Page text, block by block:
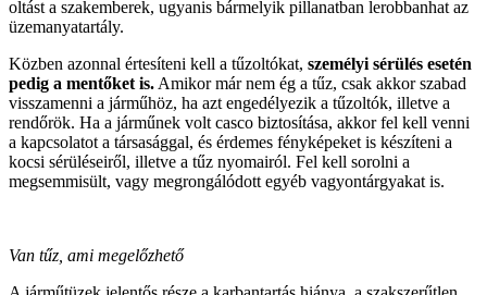
oltást a szakemberek, ugyanis bármelyik pillanatban lerobbanhat az
üzemanyatartály.
Közben azonnal értesíteni kell a tűzoltókat, személyi sérülés esetén
pedig a mentőket is. Amikor már nem ég a tűz, csak akkor szabad
visszamenni a járműhöz, ha azt engedélyezik a tűzoltók, illetve a
rendőrök. Ha a járműnek volt casco biztosítása, akkor fel kell venni
a kapcsolatot a társasággal, és érdemes fényképeket is készíteni a
kocsi sérüléseiről, illetve a tűz nyomairól. Fel kell sorolni a
megsemmisült, vagy megrongálódott egyéb vagyontárgyakat is.
Van tűz, ami megelőzhető